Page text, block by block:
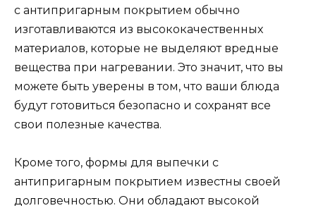
с антипригарным покрытием обычно
изготавливаются из высококачественных
материалов, которые не выделяют вредные
вещества при нагревании. Это значит, что вы
можете быть уверены в том, что ваши блюда
будут готовиться безопасно и сохранят все
свои полезные качества.
Кроме того, формы для выпечки с
антипригарным покрытием известны своей
долговечностью. Они обладают высокой